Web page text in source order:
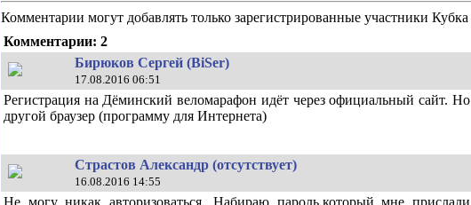
Комментарии могут добавлять только зарегистрированные участники Кубка
Комментарии: 2
Бирюков Сергей (BiSer)
17.08.2016 06:51
Регистрация на Дёминский веломарафон идёт через официальный сайт.
другой браузер (программу для Интернета)
Страстов Александр (отсутствует)
16.08.2016 14:55
Не могу никак авторизоваться. Набираю пароль,который мне